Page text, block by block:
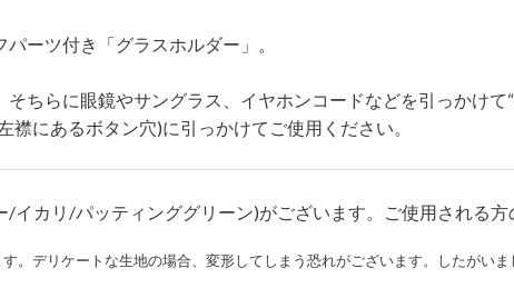
ーツ付き「グラスホルダー」。
ちらに眼鏡やサングラス、イヤホンコードなどを引っかけ
にあるボタン穴)に引っかけてご使用ください。
カリ/パッティンググリーン)がございます。ご使用される方
。デリケートな生地の場合、変形してしまう恐れがございます。したがい